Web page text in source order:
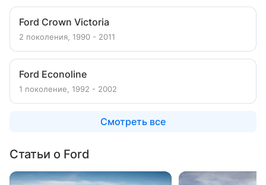
Ford Crown Victoria
2 поколения, 1990 - 2011
Ford Econoline
1 поколение, 1992 - 2002
Смотреть все
Статьи о Ford